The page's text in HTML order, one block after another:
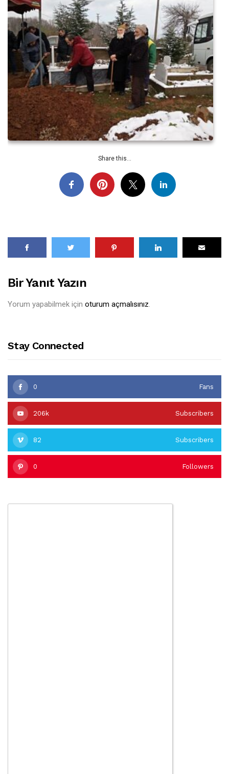
Share this...
Bir Yanıt Yazın
Yorum yapabilmek için oturum açmalısınız.
Stay Connected
0 Fans
206k Subscribers
82 Subscribers
0 Followers